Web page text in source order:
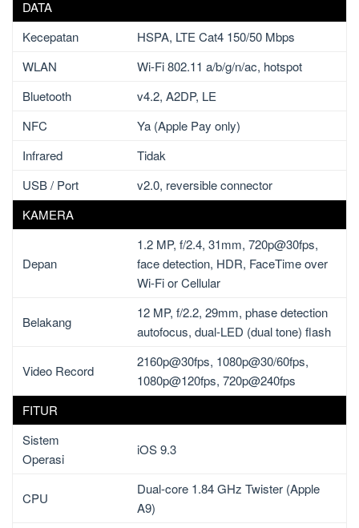
DATA
Kecepatan
HSPA, LTE Cat4 150/50 Mbps
WLAN
Wi-Fi 802.11 a/b/g/n/ac, hotspot
Bluetooth
v4.2, A2DP, LE
NFC
Ya (Apple Pay only)
Infrared
Tidak
USB / Port
v2.0, reversible connector
KAMERA
Depan
1.2 MP, f/2.4, 31mm, 720p@30fps,
face detection, HDR, FaceTime over
Wi-Fi or Cellular
Belakang
12 MP, f/2.2, 29mm, phase detection
autofocus, dual-LED (dual tone) flash
Video Record
2160p@30fps, 1080p@30/60fps,
1080p@120fps, 720p@240fps
FITUR
Sistem
Operasi
iOS 9.3
CPU
Dual-core 1.84 GHz Twister (Apple
A9)